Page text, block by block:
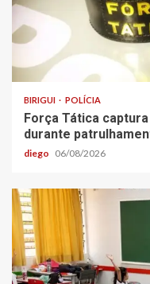
BIRIGUI POLÍCIA
Força Tática
durante
diego 06/08/2026